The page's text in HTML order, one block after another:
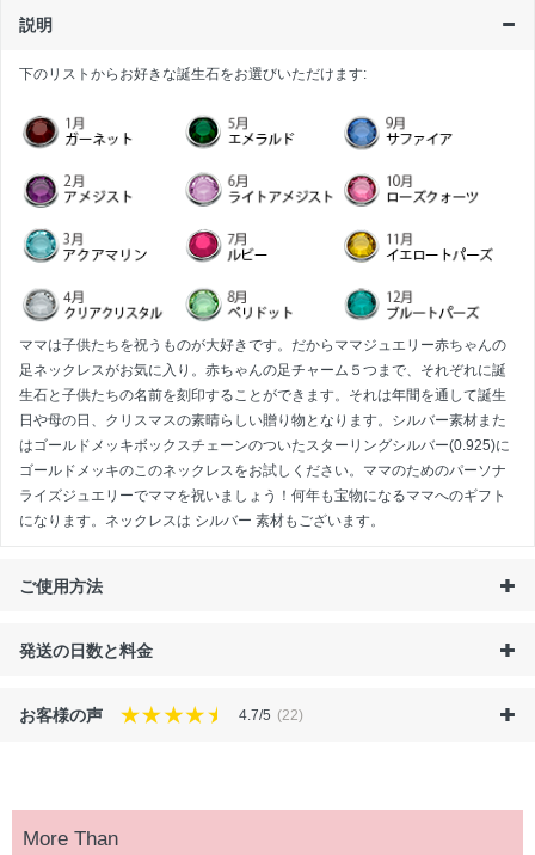
説明
下のリストからお好きな誕生石をお選びいただけます:
ママは子供たちを祝うものが大好きです。だからママジュエリー赤ちゃんの
足ネックレスがお気に入り。赤ちゃんの足チャーム５つまで、それぞれに誕
生石と子供たちの名前を刻印することができます。それは年間を通して誕生
日や母の日、クリスマスの素晴らしい贈り物となります。シルバー素材また
はゴールドメッキボックスチェーンのついたスターリングシルバー(0.925)に
ゴールドメッキのこのネックレスをお試しください。ママのためのパーソナ
ライズジュエリーでママを祝いましょう！何年も宝物になるママへのギフト
になります。ネックレスは シルバー 素材もございます。
ご使用方法
発送の日数と料金
お客様の声 4.7/5 (22)
More Than